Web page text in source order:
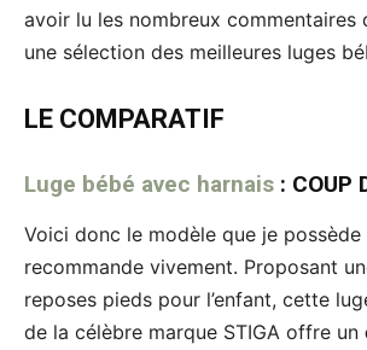
avoir lu les nombreux commentaires
une sélection des meilleures luges
LE COMPARATIF
Luge bébé avec harnais : COUP
Voici donc le modèle que je
recommande vivement. Proposant
reposes pieds pour l’enfant, cette
de la célèbre marque STIGA offre un